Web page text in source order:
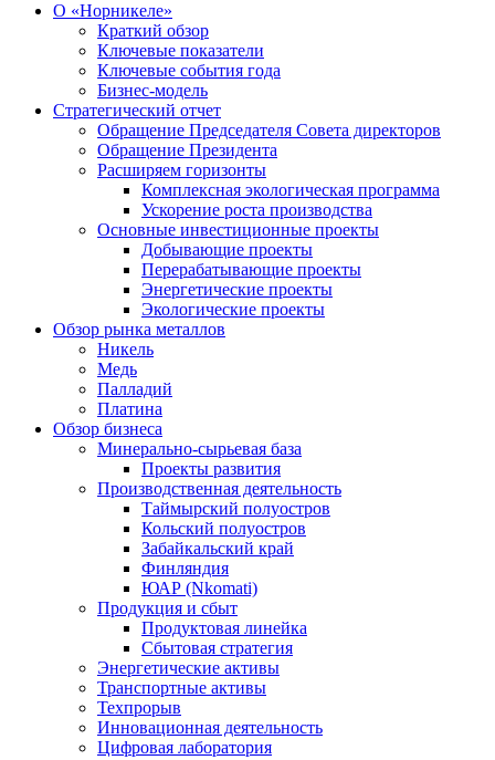
О «Норникеле»
Краткий обзор
Ключевые показатели
Ключевые события года
Бизнес-модель
Стратегический отчет
Обращение Председателя Совета директоров
Обращение Президента
Расширяем горизонты
Комплексная экологическая программа
Ускорение роста производства
Основные инвестиционные проекты
Добывающие проекты
Перерабатывающие проекты
Энергетические проекты
Экологические проекты
Обзор рынка металлов
Никель
Медь
Палладий
Платина
Обзор бизнеса
Минерально-сырьевая база
Проекты развития
Производственная деятельность
Таймырский полуостров
Кольский полуостров
Забайкальский край
Финляндия
ЮАР (Nkomati)
Продукция и сбыт
Продуктовая линейка
Сбытовая стратегия
Энергетические активы
Транспортные активы
Техпрорыв
Инновационная деятельность
Цифровая лаборатория